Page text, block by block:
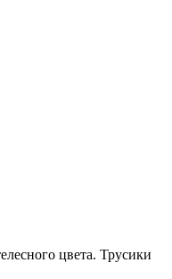
цвета. Трусики